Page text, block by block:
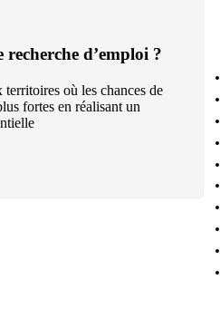
d’emploi ?
où les chances de
fortes en réalisant un